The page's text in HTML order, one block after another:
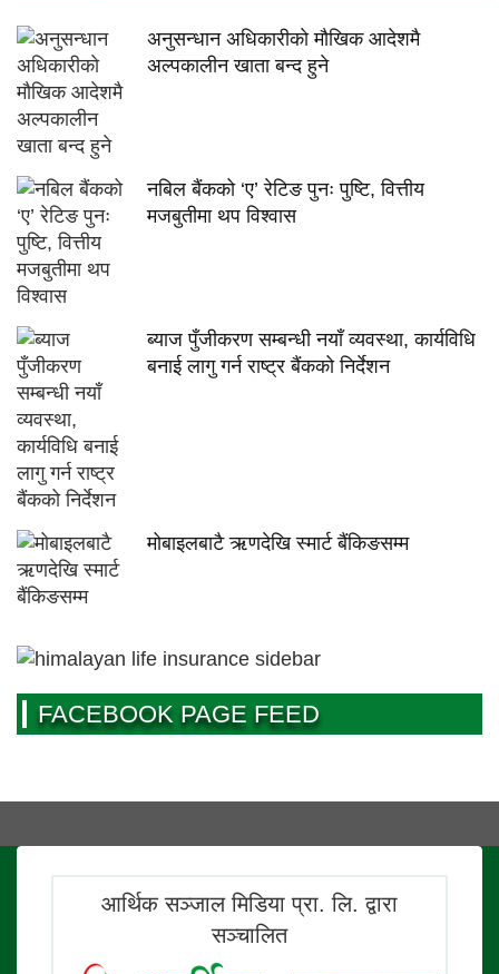
अनुसन्धान अधिकारीकाे माैखिक आदेशमै
अल्पकालीन खाता बन्द हुने
नबिल बैंकको ‘ए’ रेटिङ पुनः पुष्टि, वित्तीय
मजबुतीमा थप विश्वास
ब्याज पुँजीकरण सम्बन्धी नयाँ व्यवस्था, कार्यविधि
बनाई लागु गर्न राष्ट्र बैंकको निर्देशन
मोबाइलबाटै ऋणदेखि स्मार्ट बैंकिङसम्म
FACEBOOK PAGE FEED
आर्थिक सञ्जाल मिडिया प्रा. लि. द्वारा
सञ्चालित